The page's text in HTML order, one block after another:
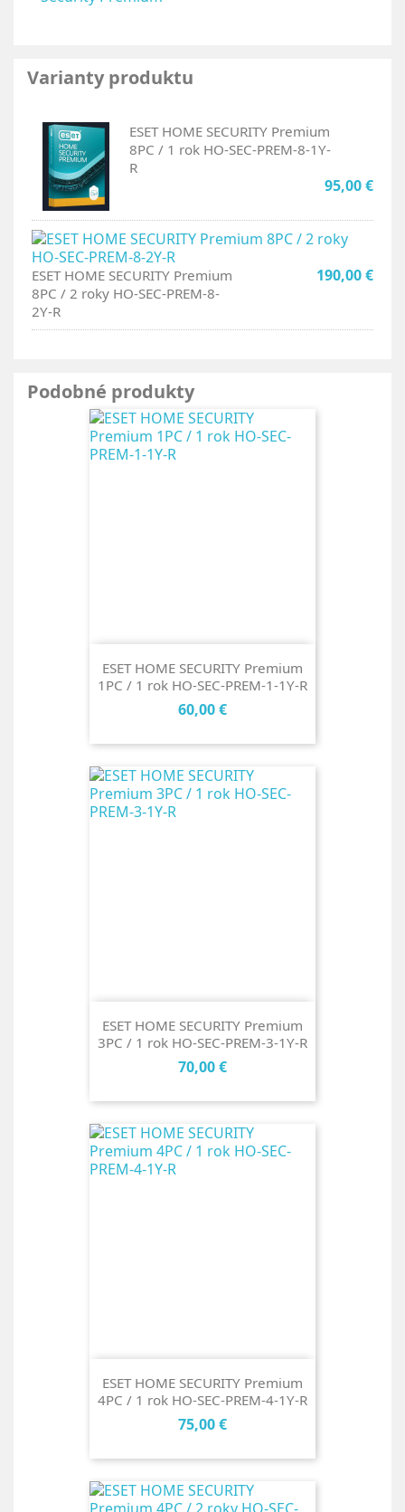
Varianty produktu
ESET HOME SECURITY Premium
8PC / 1 rok HO-SEC-PREM-8-1Y-
R
95,00 €
ESET HOME SECURITY Premium
8PC / 2 roky HO-SEC-PREM-8-
2Y-R
190,00 €
Podobné produkty
ESET HOME SECURITY Premium
1PC / 1 rok HO-SEC-PREM-1-1Y-R
Cena
60,00 €
ESET HOME SECURITY Premium
3PC / 1 rok HO-SEC-PREM-3-1Y-R
Cena
70,00 €
ESET HOME SECURITY Premium
4PC / 1 rok HO-SEC-PREM-4-1Y-R
Cena
75,00 €